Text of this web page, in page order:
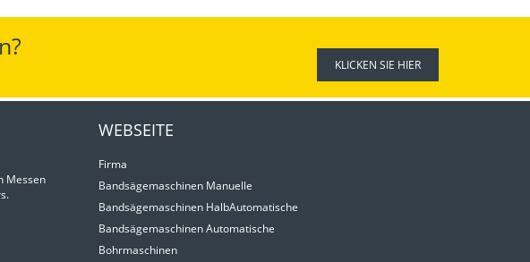
KLICKEN SIE HIER
Messen
WEBSEITE
Firma
Bandsägemaschinen Manuelle
Bandsägemaschinen HalbAutomatische
Bandsägemaschinen Automatische
Bohrmaschinen